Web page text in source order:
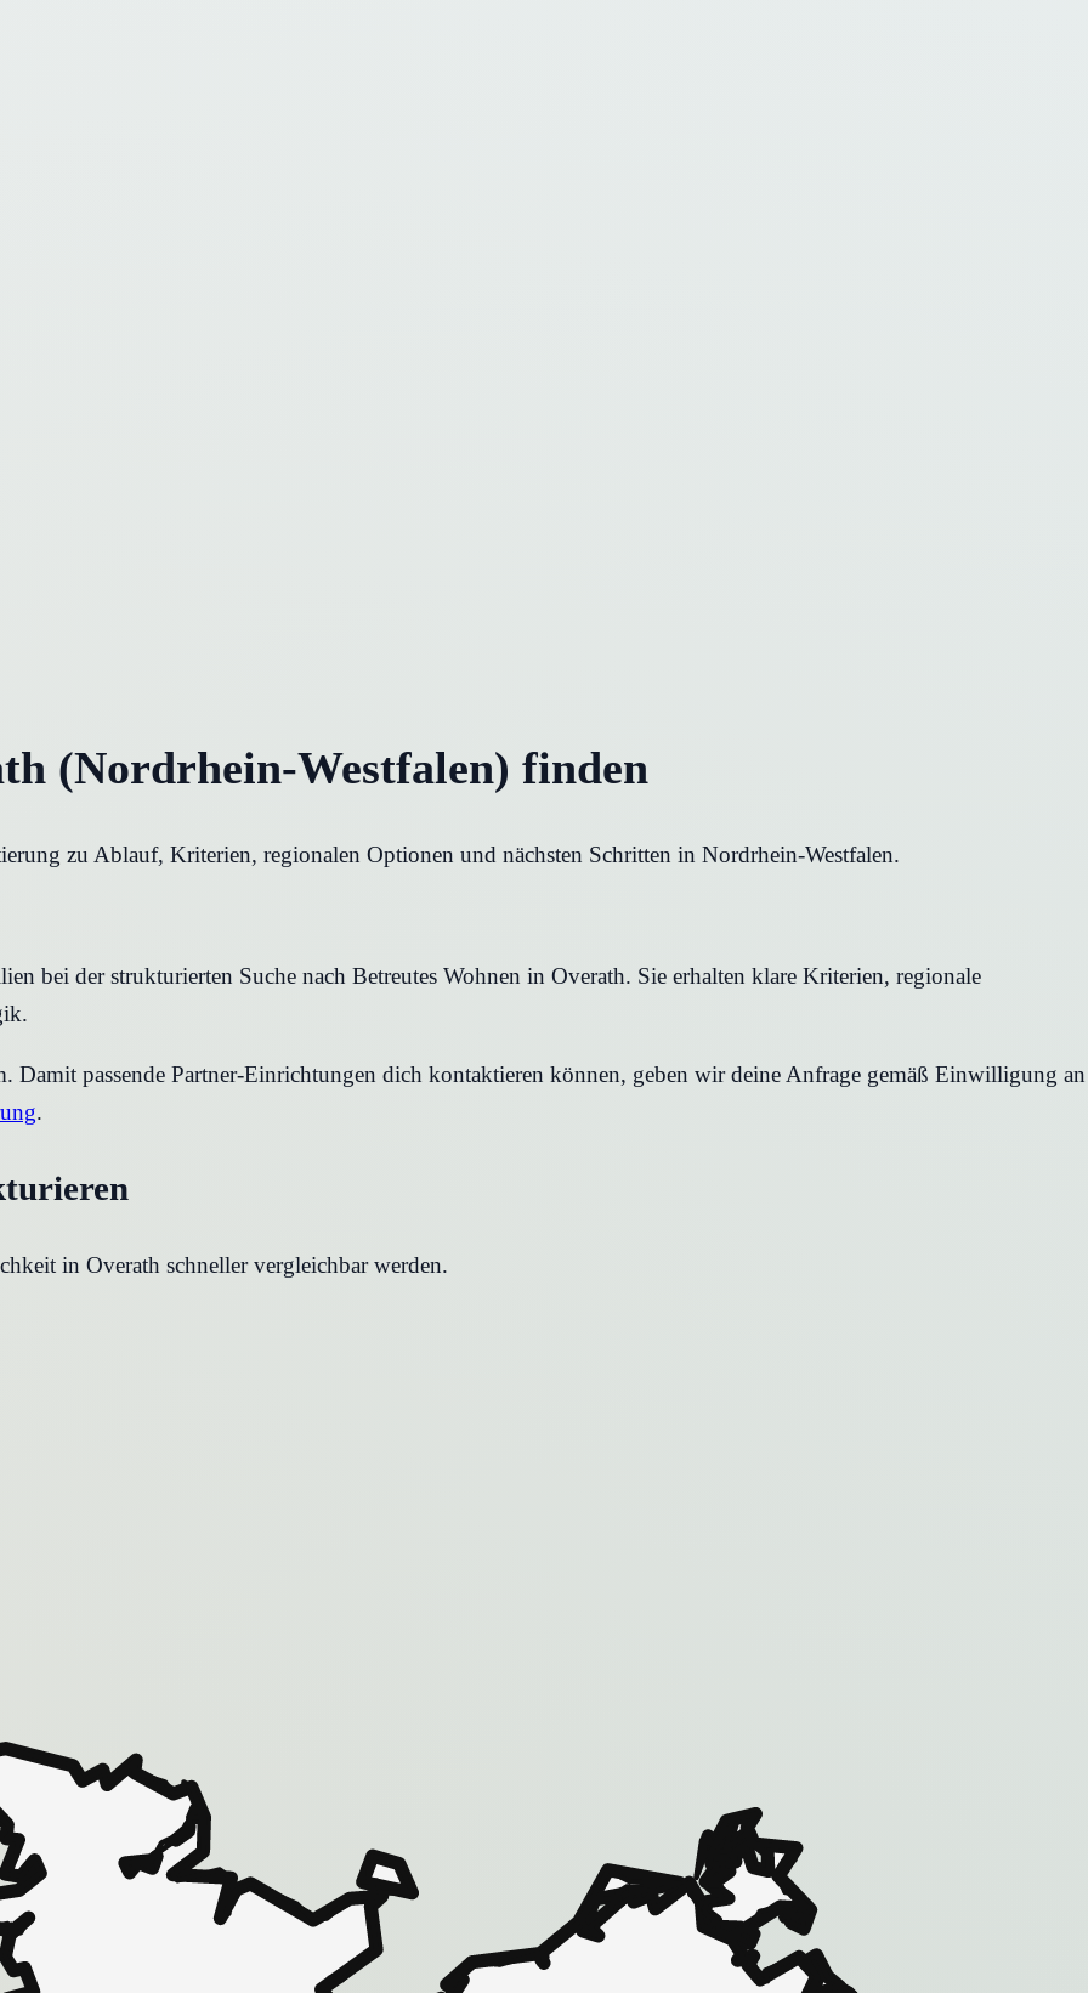
(Nordrhein-Westfalen) finden
zu Ablauf, Kriterien, regionalen Optionen und nächsten Schritten in Nordrhein-Westfalen.
bei der strukturierten Suche nach Betreutes Wohnen in Overath. Sie erhalten klare Kriterien, regionale
passende Partner-Einrichtungen dich kontaktieren können, geben wir deine Anfrage gemäß Einwilligung an
.
in Overath schneller vergleichbar werden.